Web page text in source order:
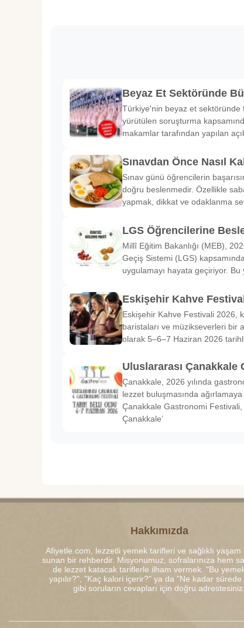
Beyaz Et Sektöründe
Türkiye'nin beyaz et
yürütülen soruşturma
makamlar tarafından yapılan
Sınavdan Önce Nasıl
Sınav günü öğrencilerin
doğru beslenmedir. Özellikle
yapmak, dikkat ve odaklanma
LGS Öğrencilerine
Millî Eğitim Bakanlığı (MEB),
Geçiş Sistemi (LGS)
uygulamayı hayata geçiriyor. Bu
Eskişehir Kahve
Eskişehir Kahve Festivali 2026,
baristaları ve müzikseverleri bir
olarak 5–6–7 Haziran 2026
Uluslararası
Çanakkale, 2026 yılında
lezzet buluşmasında
Çanakkale Gastronomi
Çanakkale’
Hakkımızda
Afiyetle.com, lezzetli yemek tarifleri ve sağlıklı yaşam
sunan bir rehberdir. Misyonumuz, sofralarınıza hem
de lezzet katacak tariflerle ilham vermek. "Bu
yapılır?", "Kaç kalori içerir?" ya da "Ne kadar sürede
gibi soruların cevapları için doğru adrestesiniz.